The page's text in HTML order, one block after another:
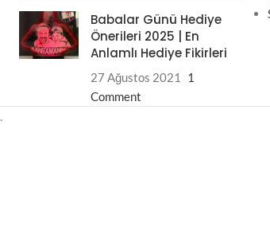
Babalar Günü Hediye
Önerileri 2025 | En
Anlamlı Hediye Fikirleri
27 Ağustos 2021
1
Comment